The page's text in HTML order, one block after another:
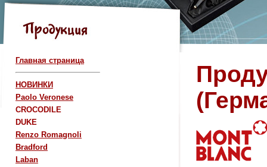
Главная страница
НОВИНКИ
Paolo Veronese
CROCODILE
DUKE
Renzo Romagnoli
Bradford
Laban